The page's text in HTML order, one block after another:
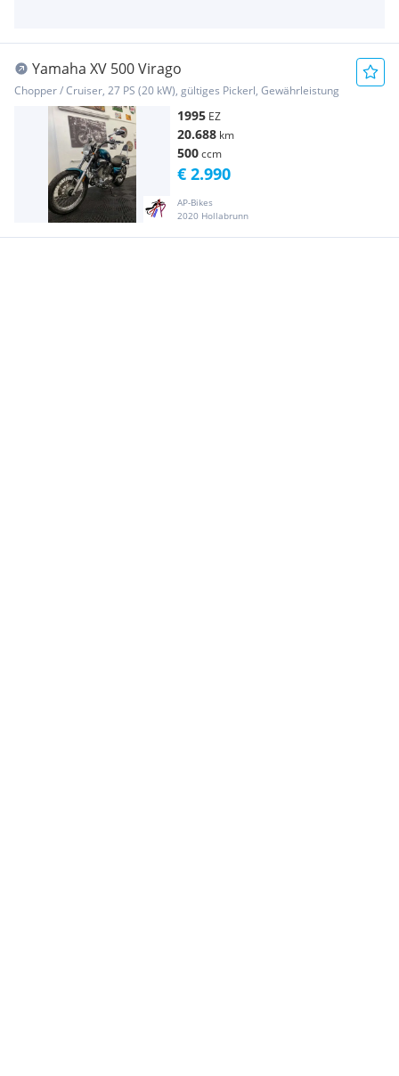
Yamaha XV 500 Virago
Chopper / Cruiser, 27 PS (20 kW), gültiges Pickerl, Gewährleistung
1995 EZ
20.688 km
500ccm
AP-Bikes
2020 Hollabrunn
€ 2.990